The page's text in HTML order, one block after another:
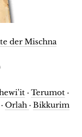
der Mischna
· Terumot ·
· Orlah · Bikkurim